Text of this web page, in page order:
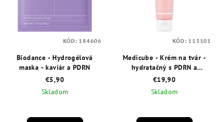
Biodance - Hydrogélová
maska - kaviár a PDRN
€5,90
Skladom
hodnotenie
KÓD: 184606
Medicube - Krém na tvár -
hydratačný s PDRN a
kyselinou hyalurónovou 50
€19,90
Skladom
hodnotenie
KÓD: 113101